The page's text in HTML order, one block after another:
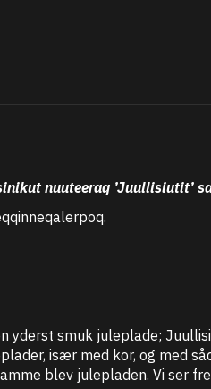
nuuteeraq ’Juullisiutit’
smuk juleplade;
især med kor, og med
blev julepladen. Vi ser